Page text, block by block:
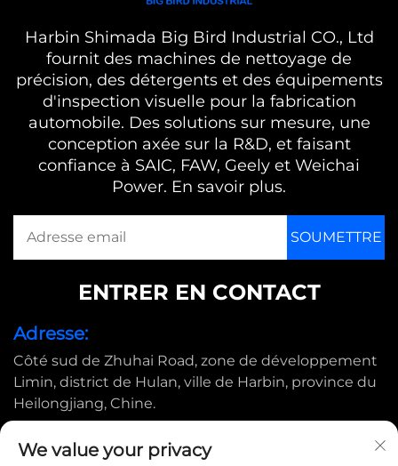
Harbin Shimada Big Bird Industrial CO., Ltd
fournit des machines de nettoyage de
précision, des détergents et des équipements
d'inspection visuelle pour la fabrication
automobile. Des solutions sur mesure, une
conception axée sur la R&D, et faisant
confiance à SAIC, FAW, Geely et Weichai
Power. En savoir plus.
ENTRER EN CONTACT
Adresse:
Côté sud de Zhuhai Road, zone de développement
Limin, district de Hulan, ville de Harbin, province du
Heilongjiang, Chine.
[email protected]
We value your privacy